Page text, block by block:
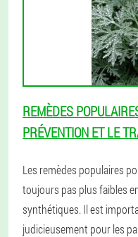
REMÈDES
PRÉVENTION ET LE
Les remèdes populaires
toujours pas plus faibles
synthétiques. Il est
judicieusement pour les